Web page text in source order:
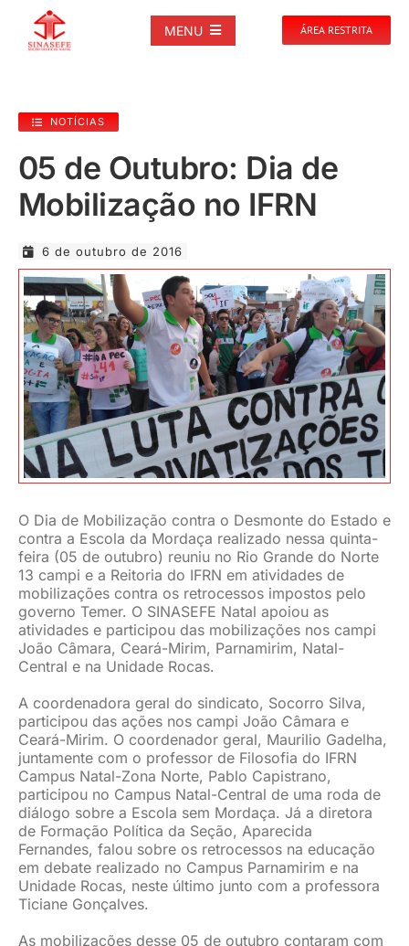
MENU
NOTÍCIAS
PUBLICAÇÕES
DOCUMENTOS
GALERIAS
EVENTOS
JURÍDICO
CONTATO
ÁREA RESTRITA
NOTÍCIAS
05 de Outubro: Dia de
Mobilização no IFRN
6 de outubro de 2016
O Dia de Mobilização contra o Desmonte do Estado e
contra a Escola da Mordaça realizado nessa quinta-
feira (05 de outubro) reuniu no Rio Grande do Norte
13 campi e a Reitoria do IFRN em atividades de
mobilizações contra os retrocessos impostos pelo
governo Temer. O SINASEFE Natal apoiou as
atividades e participou das mobilizações nos campi
João Câmara, Ceará-Mirim, Parnamirim, Natal-
Central e na Unidade Rocas.
A coordenadora geral do sindicato, Socorro Silva,
participou das ações nos campi João Câmara e
Ceará-Mirim. O coordenador geral, Maurilio Gadelha,
juntamente com o professor de Filosofia do IFRN
Campus Natal-Zona Norte, Pablo Capistrano,
participou no Campus Natal-Central de uma roda de
diálogo sobre a Escola sem Mordaça. Já a diretora
de Formação Política da Seção, Aparecida
Fernandes, falou sobre os retrocessos na educação
em debate realizado no Campus Parnamirim e na
Unidade Rocas, neste último junto com a professora
Ticiane Gonçalves.
As mobilizações desse 05 de outubro contaram com